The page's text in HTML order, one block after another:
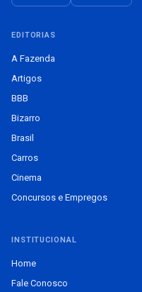
EDITORIAS
A Fazenda
Artigos
BBB
Bizarro
Brasil
Carros
Cinema
Concursos e Empregos
INSTITUCIONAL
Home
Fale Conosco